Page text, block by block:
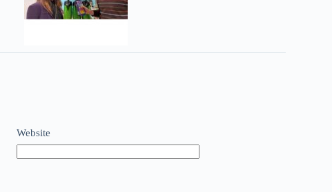
Website